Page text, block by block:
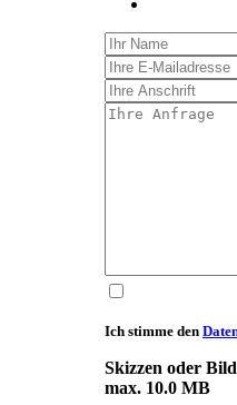
Ich stimme den
Skizzen oder
max. 10.0 MB